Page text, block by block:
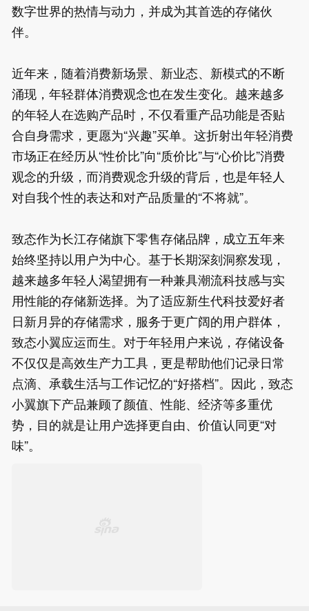
数字世界的热情与动力，并成为其首选的存储伙
伴。
近年来，随着消费新场景、新业态、新模式的不断
涌现，年轻群体消费观念也在发生变化。越来越多
的年轻人在选购产品时，不仅看重产品功能是否贴
合自身需求，更愿为“兴趣”买单。这折射出年轻消费
市场正在经历从“性价比”向“质价比”与“心价比”消费
观念的升级，而消费观念升级的背后，也是年轻人
对自我个性的表达和对产品质量的“不将就”。
致态作为长江存储旗下零售存储品牌，成立五年来
始终坚持以用户为中心。基于长期深刻洞察发现，
越来越多年轻人渴望拥有一种兼具潮流科技感与实
用性能的存储新选择。为了适应新生代科技爱好者
日新月异的存储需求，服务于更广阔的用户群体，
致态小翼应运而生。对于年轻用户来说，存储设备
不仅仅是高效生产力工具，更是帮助他们记录日常
点滴、承载生活与工作记忆的“好搭档”。因此，致态
小翼旗下产品兼顾了颜值、性能、经济等多重优
势，目的就是让用户选择更自由、价值认同更“对
味”。